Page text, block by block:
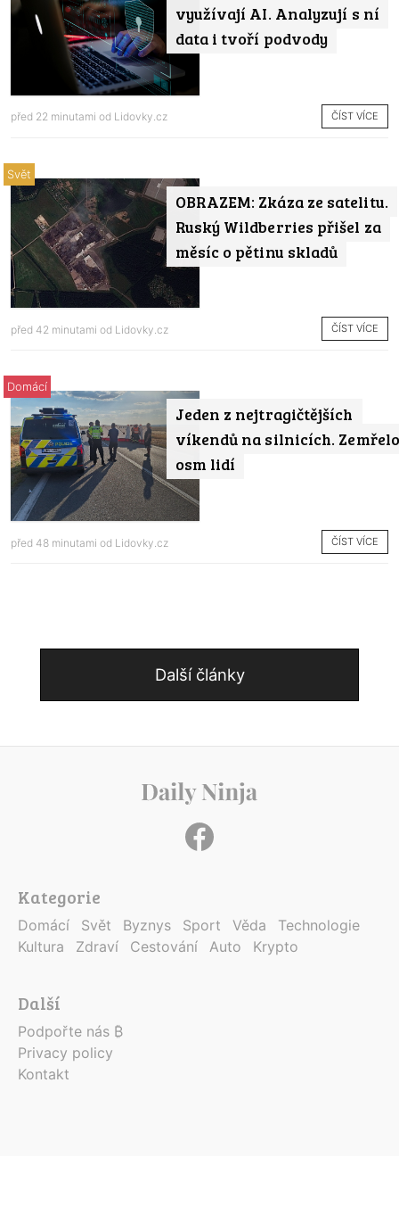
využívají AI. Analyzují s ní
data i tvoří podvody
před 22 minutami od Lidovky.cz ČÍST VÍCE
OBRAZEM: Zkáza ze satelitu.
Ruský Wildberries přišel za
měsíc o pětinu skladů
Svět
před 42 minutami od Lidovky.cz ČÍST VÍCE
Jeden z nejtragičtějších
víkendů na silnicích. Zemřelo
osm lidí
Domácí
před 48 minutami od Lidovky.cz ČÍST VÍCE
Další články
Kategorie
Domácí Svět Byznys Sport Věda
Technologie
Kultura
Zdraví Cestování Auto Krypto
Další
Podpořte nás ₿
Privacy policy
Kontakt